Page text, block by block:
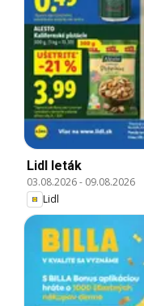
Lidl leták
03.08.2026- 09.08.2026
Lidl